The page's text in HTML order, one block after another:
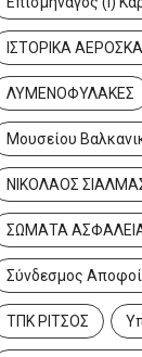
ΙΣΤΟΡΙΚΑ
ΛΥΜΕΝΟΦΥΛΑΚΕΣ
Μουσείου
ΝΙΚΟΛΑΟΣ
ΣΩΜΑΤΑ
Σύνδεσμος
ΤΠΚ ΡΙΤΣΟΣ